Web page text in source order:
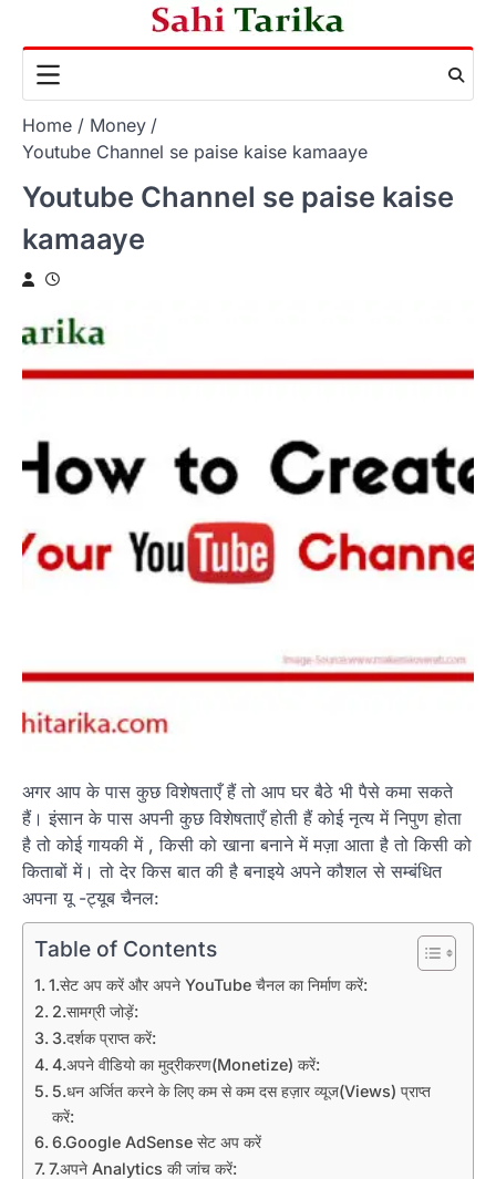
content
Home
Money
Youtube Channel se paise kaise kamaaye
Youtube Channel se paise kaise
kamaaye
अगर आप के पास कुछ विशेषताएँ हैं तो आप घर बैठे भी पैसे कमा सकते
हैं। इंसान के पास अपनी कुछ विशेषताएँ होती हैं कोई नृत्य में निपुण होता
है तो कोई गायकी में , किसी को खाना बनाने में मज़ा आता है तो किसी को
किताबों में। तो देर किस बात की है बनाइये अपने कौशल से सम्बंधित
अपना यू -ट्यूब चैनल:
Table of Contents
1.सेट अप करें और अपने YouTube चैनल का निर्माण करें:
2.सामग्री जोड़ें:
3.दर्शक प्राप्त करें:
4.अपने वीडियो का मुद्रीकरण(Monetize) करें:
5.धन अर्जित करने के लिए कम से कम दस हज़ार व्यूज(Views) प्राप्त
करें:
6.Google AdSense सेट अप करें
7.अपने Analytics की जांच करें: